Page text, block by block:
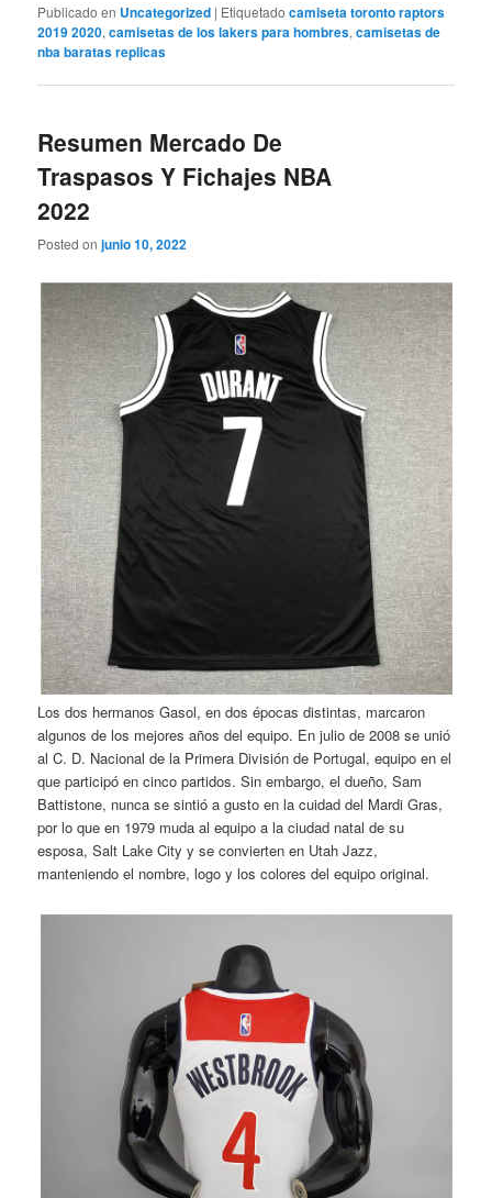
Publicado en Uncategorized | Etiquetado camiseta toronto raptors
2019 2020,camisetas de los lakers para hombres,camisetas de
nba baratas replicas
Resumen Mercado De
Traspasos Y Fichajes NBA
2022
Posted onjunio 10, 2022
Los dos hermanos Gasol, en dos épocas distintas, marcaron
algunos de los mejores años del equipo. En julio de 2008 se unió
al C. D. Nacional de la Primera División de Portugal, equipo en el
que participó en cinco partidos. Sin embargo, el dueño, Sam
Battistone, nunca se sintió a gusto en la cuidad del Mardi Gras,
por lo que en 1979 muda al equipo a la ciudad natal de su
esposa, Salt Lake City y se convierten en Utah Jazz,
manteniendo el nombre, logo y los colores del equipo original.